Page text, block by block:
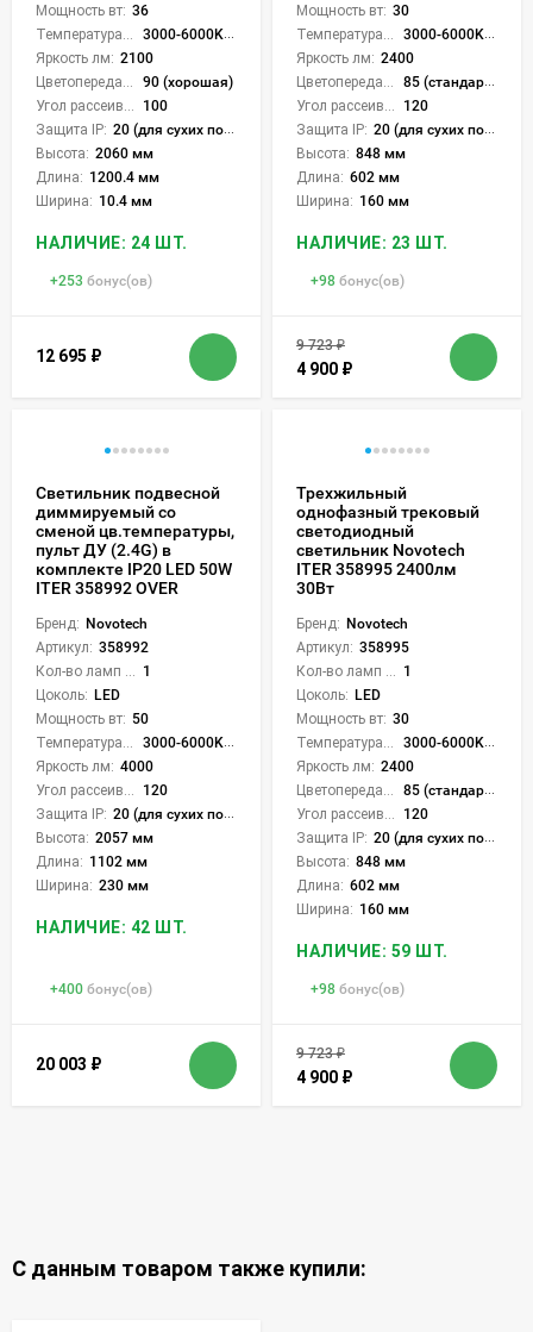
Мощность вт: 36
3000-6000K (плавная рег.)
Яркость лм: 2100
90 (хорошая)
100
Защита IP: 20 (для сухих пом.)
Высота: 2060 мм
Длина: 1200.4 мм
Ширина: 10.4 мм
НАЛИЧИЕ: 24 ШТ.
+253 бонус(ов)
12 695 ₽
Мощность вт: 30
3000-6000K (плавная рег.)
Яркость лм: 2400
85 (стандартная)
120
Защита IP: 20 (для сухих пом.)
Высота: 848 мм
Длина: 602 мм
Ширина: 160 мм
НАЛИЧИЕ: 23 ШТ.
+98 бонус(ов)
9 723₽
4 900 ₽
Светильник подвесной
диммируемый со
сменой цв.температуры,
пульт ДУ (2.4G) в
комплекте IP20 LED 50W
ITER 358992 OVER
Бренд: Novotech
Артикул: 358992
1
Цоколь: LED
Мощность вт: 50
3000-6000K (плавная рег.)
Яркость лм: 4000
120
Защита IP: 20 (для сухих пом.)
Высота: 2057 мм
Длина: 1102 мм
Ширина: 230 мм
НАЛИЧИЕ: 42 ШТ.
+400 бонус(ов)
20 003 ₽
Трехжильный
однофазный трековый
светодиодный
светильник Novotech
ITER 358995 2400лм
30Вт
Бренд: Novotech
Артикул: 358995
1
Цоколь: LED
Мощность вт: 30
3000-6000K (плавная рег.)
Яркость лм: 2400
85 (стандартная)
120
Защита IP: 20 (для сухих пом.)
Высота: 848 мм
Длина: 602 мм
Ширина: 160 мм
НАЛИЧИЕ: 59 ШТ.
+98 бонус(ов)
9 723₽
4 900 ₽
С данным товаром также купили: